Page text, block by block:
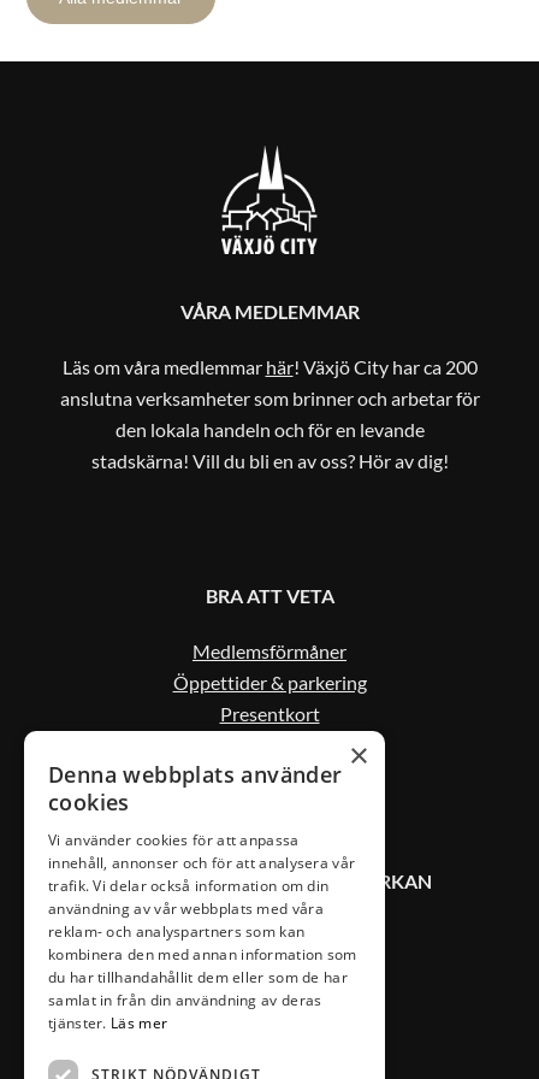
VÅRA MEDLEMMAR
Läs om våra medlemmar här! Växjö City har ca 200
anslutna verksamheter som brinner och arbetar för
den lokala handeln och för en levande
stadskärna! Vill du bli en av oss? Hör av dig!
BRA ATT VETA
Medlemsförmåner
Öppettider & parkering
Presentkort
KONTAKT VÄXJÖ CITYSAMVERKAN
0470-407 00
info@vaxjocity.com
×
Denna webbplats använder
cookies
Vi använder cookies för att anpassa
innehåll, annonser och för att analysera vår
trafik. Vi delar också information om din
användning av vår webbplats med våra
reklam- och analyspartners som kan
kombinera den med annan information som
du har tillhandahållit dem eller som de har
samlat in från din användning av deras
tjänster. Läs mer
STRIKT NÖDVÄNDIGT